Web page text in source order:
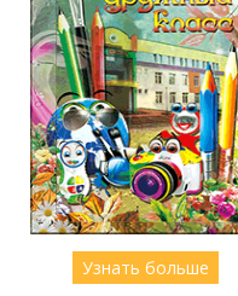
Узнать больше